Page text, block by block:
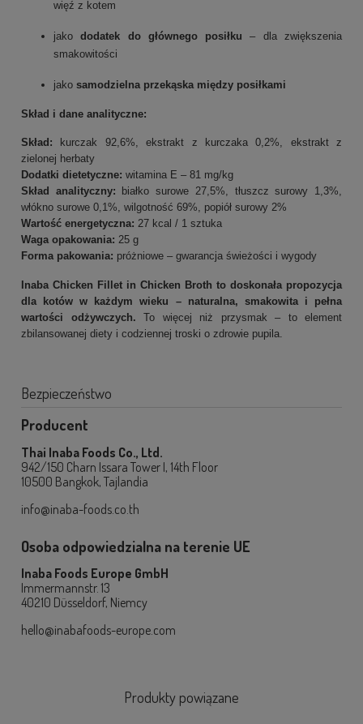
więź z kotem
jakododatek do głównego posiłku – dla zwiększenia
smakowitości
jako samodzielna przekąska między posiłkami
Skład i dane analityczne:
Skład: kurczak 92,6%, ekstrakt z kurczaka 0,2%, ekstrakt z
zielonej herbaty
Dodatki dietetyczne: witamina E – 81 mg/kg
Skład analityczny: białko surowe 27,5%, tłuszcz surowy 1,3%,
włókno surowe 0,1%, wilgotność 69%, popiół surowy 2%
Wartość energetyczna: 27 kcal / 1 sztuka
Waga opakowania: 25 g
Forma pakowania: próżniowe – gwarancja świeżości i wygody
Inaba Chicken Fillet in Chicken Broth to doskonała propozycja
dla kotów w każdym wieku – naturalna, smakowita i pełna
wartości odżywczych. To więcej niż przysmak – to element
zbilansowanej diety i codziennej troski o zdrowie pupila.
Bezpieczeństwo
Producent
Thai Inaba Foods Co., Ltd.
942/150 Charn Issara Tower I, 14th Floor
10500 Bangkok, Tajlandia
info@inaba-foods.co.th
Osoba odpowiedzialna na terenie UE
Inaba Foods Europe GmbH
Immermannstr. 13
40210 Düsseldorf, Niemcy
hello@inabafoods-europe.com
Produkty powiązane